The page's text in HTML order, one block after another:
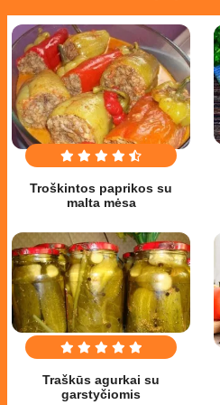
Troškintos paprikos su
malta mėsa
Traškūs agurkai su
garstyčiomis